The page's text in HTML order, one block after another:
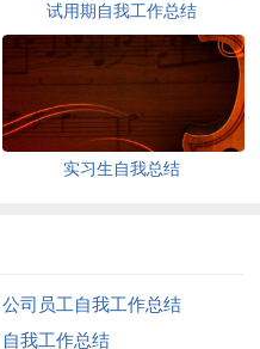
试用期自我工作总结
实习生自我总结
公司员工自我工作总结
自我工作总结